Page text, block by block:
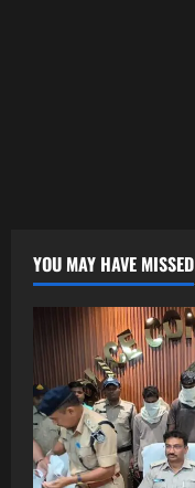
YOU MAY HAVE MISSED